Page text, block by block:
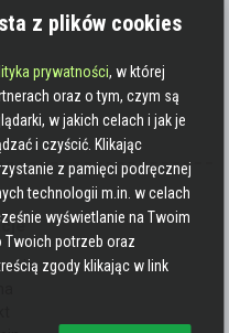
z plików cookies
prywatności, w której
oraz o tym, czym są
w jakich celach i jak je
i czyścić. Klikając
z pamięci podręcznej
technologii m.in. w celach
wyświetlanie na Twoim
Twoich potrzeb oraz
zgody klikając w link